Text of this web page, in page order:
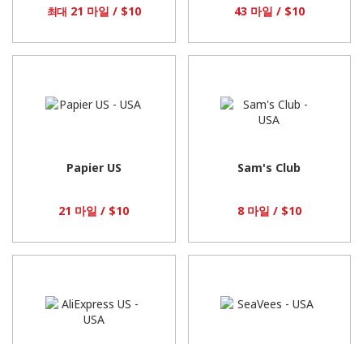
최대 21 마일 / $10 43 마일 / $10
Papier US
21 마일 / $10
Sam's Club
8 마일 / $10